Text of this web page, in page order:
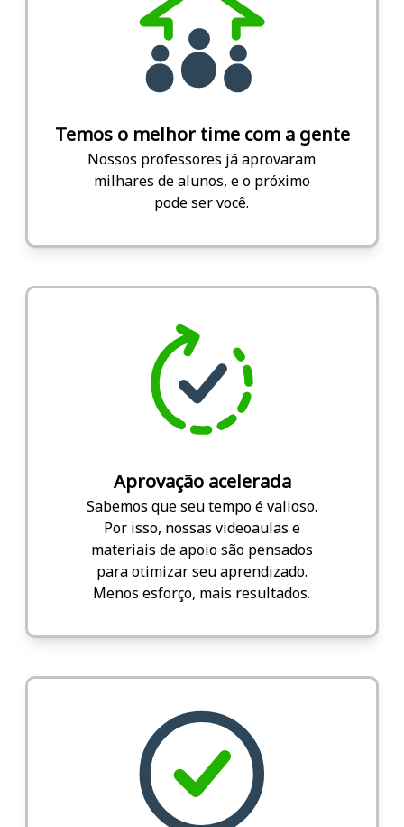
Temos o melhor time com a gente
Nossos professores já aprovaram
milhares de alunos, e o próximo
pode ser você.
Aprovação acelerada
Sabemos que seu tempo é valioso.
Por isso, nossas videoaulas e
materiais de apoio são pensados
para otimizar seu aprendizado.
Menos esforço, mais resultados.